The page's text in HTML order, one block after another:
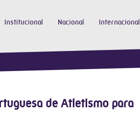
Institucional Nacional Internacional
de Atletismo para